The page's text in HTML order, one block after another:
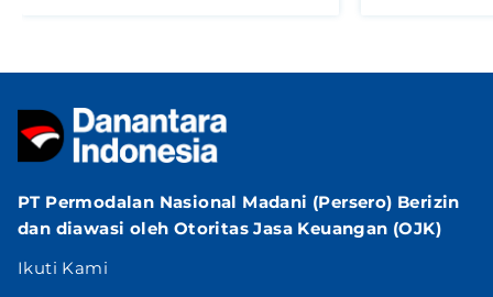
PT Permodalan Nasional Madani (Persero) Berizin
dan diawasi oleh Otoritas Jasa Keuangan (OJK)
Ikuti Kami